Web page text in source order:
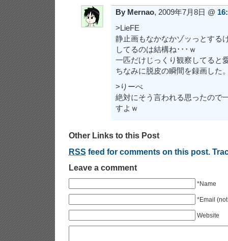
By Mernao, 2009年7月8日 @
>LieFE
静止画もなかなかゾッっとする
してるのは結構ね･･･ｗ
一匹だけじっくり観察してると
ちなみに脱皮の瞬間を録画した
>りーべ
絶対にそう言われる思ったので
すよｗ
Other Links to this Post
RSS feed for comments on this post.
Leave a comment
*Name
*Email
Website